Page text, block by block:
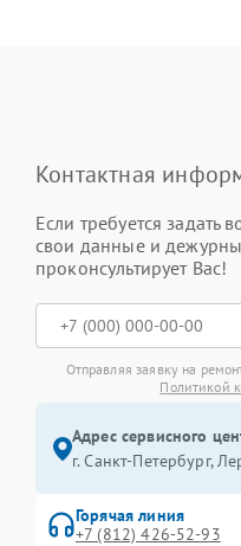
Контактная
Если требуется задать
свои данные и
проконсультирует Вас!
Отправляя заявку на
Политикой
Адрес сервисного
г. Санкт-Петербург,
Горячая линия
+7 (812) 426-52-93